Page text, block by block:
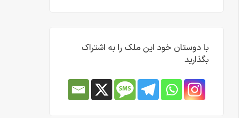
با دوستان خود این ملک را به اشتراک
بگذارید